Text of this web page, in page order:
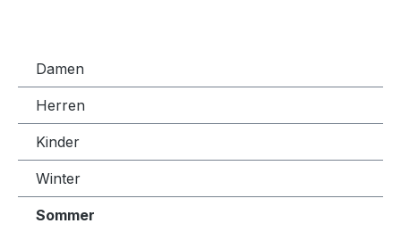
Damen
Herren
Kinder
Winter
Sommer